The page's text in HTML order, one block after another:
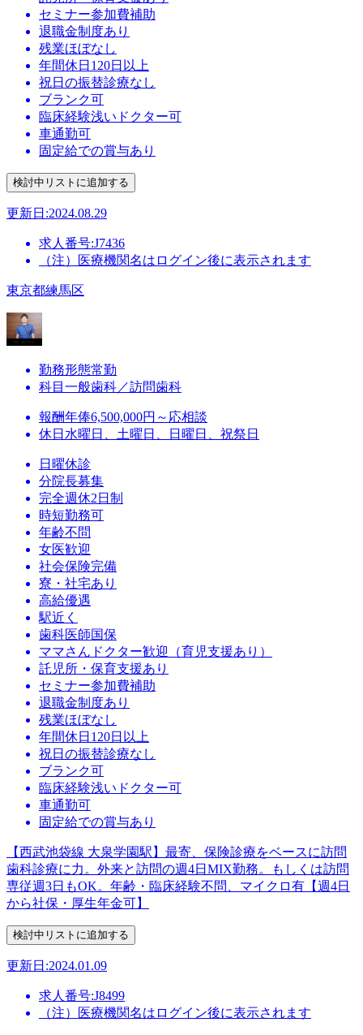
セミナー参加費補助
退職金制度あり
残業ほぼなし
年間休日120日以上
祝日の振替診療なし
ブランク可
臨床経験浅いドクター可
車通勤可
固定給での賞与あり
更新日:2024.08.29
求人番号:J7436
（注）医療機関名はログイン後に表示されます
東京都練馬区
勤務形態常勤
科目 一般歯科／訪問歯科
報酬年俸6,500,000円～応相談
休日 水曜日、土曜日、日曜日、祝祭日
日曜休診
分院長募集
完全週休2日制
時短勤務可
年齢不問
女医歓迎
社会保険完備
寮・社宅あり
高給優遇
駅近く
歯科医師国保
ママさんドクター歓迎（育児支援あり）
託児所・保育支援あり
セミナー参加費補助
退職金制度あり
残業ほぼなし
年間休日120日以上
祝日の振替診療なし
ブランク可
臨床経験浅いドクター可
車通勤可
固定給での賞与あり
【西武池袋線 大泉学園駅】最寄、保険診療をベースに訪問
歯科診療に力。外来と訪問の週4日MIX勤務。もしくは訪問
専従週3日もOK。年齢・臨床経験不問、マイクロ有【週4日
から社保・厚生年金可】
更新日:2024.01.09
求人番号:J8499
（注）医療機関名はログイン後に表示されます